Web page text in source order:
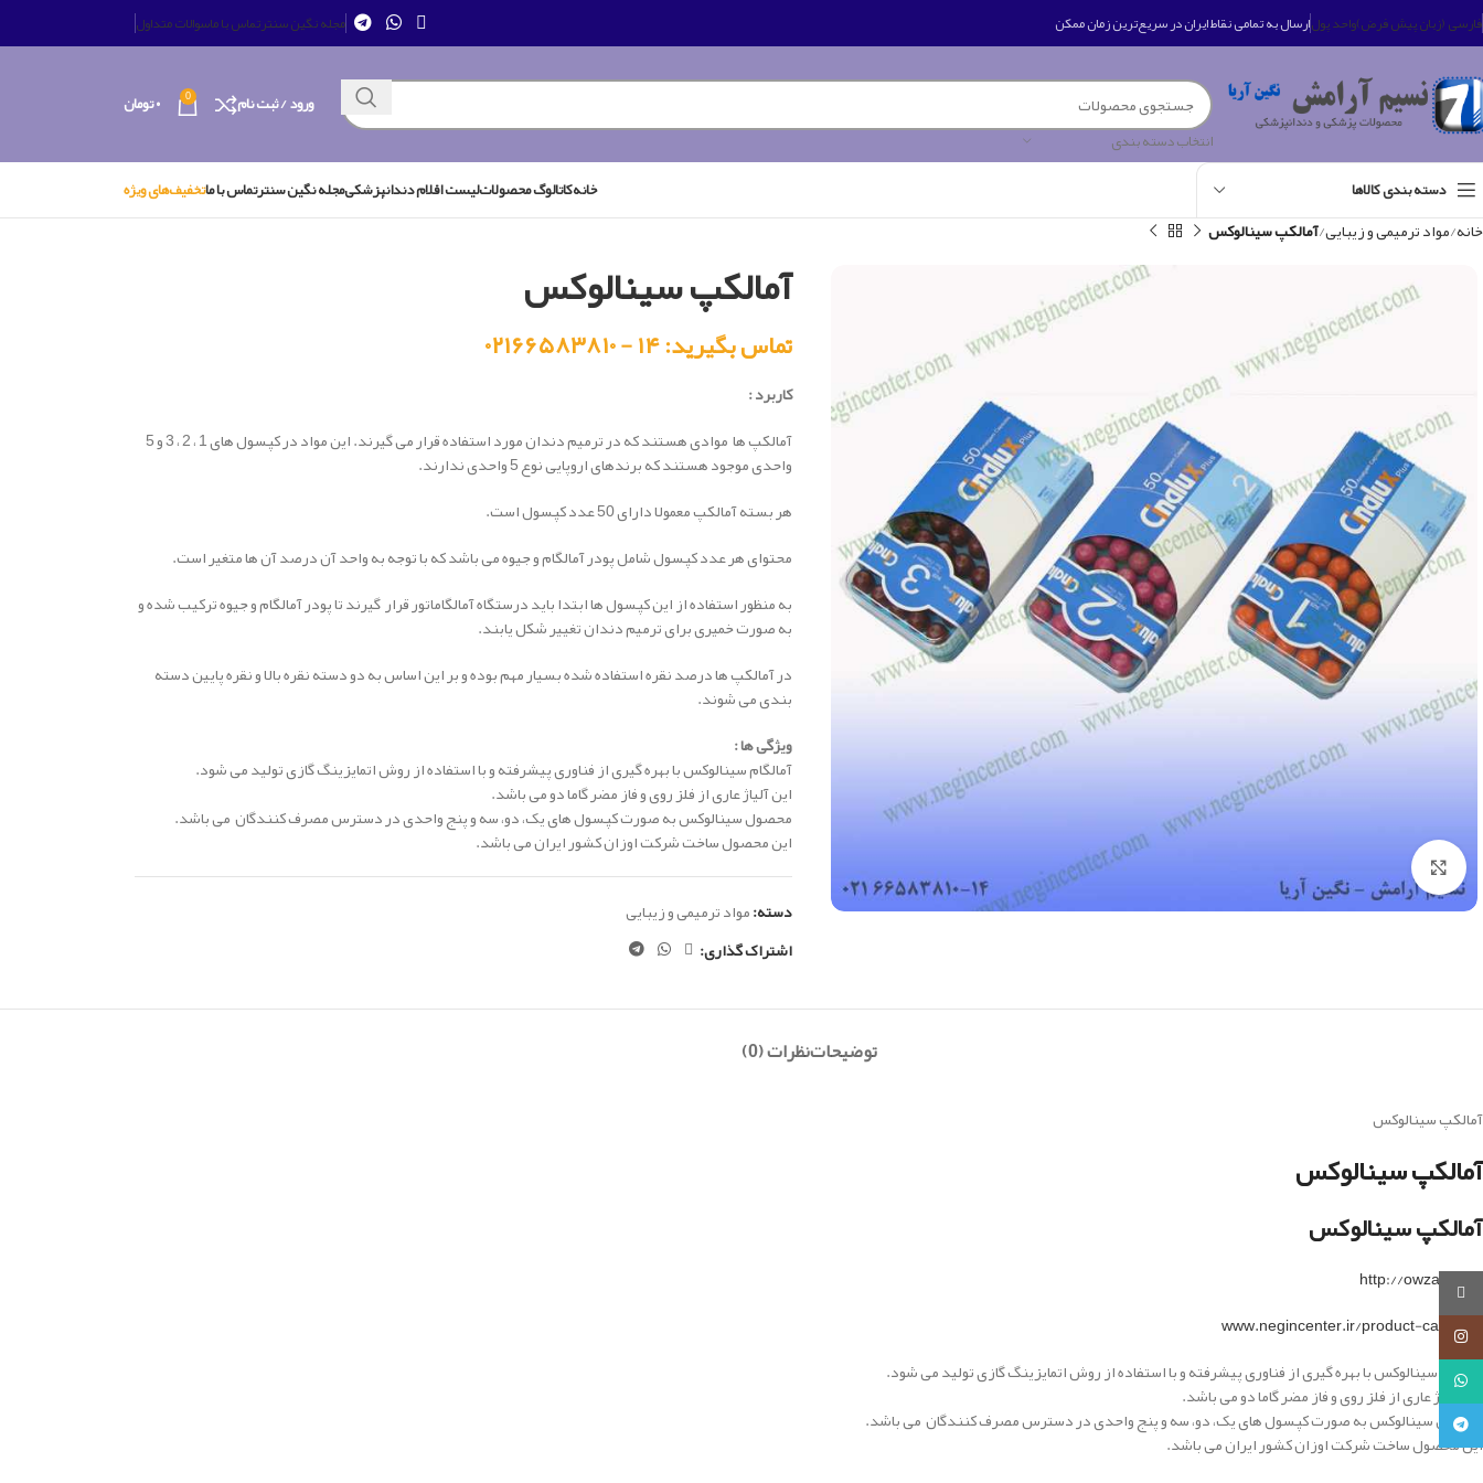
فارسی (زبان پیش فرض)واحد پولارسال به تمامی نقاط ایران در سریع‌ترین زمان ممکن مجله نگین سنترتماس با ماسوالات متداول
انتخاب دسته بندی
ورود / ثبت نام 0 ۰تومان
دسته بندی کالاها خانهکاتالوگ محصولاتلیست اقلام دندانپزشکیمجله نگین سنترتماس با ماتخفیف‌های ویژه
خانه مواد ترمیمی و زیبایی آمالکپ سینالوکس
آمالکپ سینالوکس
تماس بگیرید: ۱۴ - ۰۲۱۶۶۵۸۳۸۱۰
کاربرد :
آمالکپ ها موادی هستند که در ترمیم دندان مورد استفاده قرار می گیرند. این مواد در کپسول های 1 ، 2 ، 3 و 5
واحدی موجود هستند که برندهای اروپایی نوع 5 واحدی ندارند.
هر بسته آمالکپ معمولا دارای 50 عدد کپسول است.
محتوای هر عدد کپسول شامل پودر آمالگام و جیوه می باشد که با توجه به واحد آن درصد آن ها متغیر است.
به منظور استفاده از این کپسول ها ابتدا باید درستگاه آمالگاماتور قرار گیرند تا پودر آمالگام و جیوه ترکیب شده و
به صورت خمیری برای ترمیم دندان تغییر شکل یابند.
در آمالکپ ها درصد نقره استفاده شده بسیار مهم بوده و بر این اساس به دو دسته نقره بالا و نقره پایین دسته
بندی می شوند.
ویژگی ها :
آمالگام سینالوکس با بهره­ گیری از فناوری پیشرفته و با استفاده از روش اتمایزینگ گازی تولید می­ شود.
این آلیاژ عاری از فلز روی و فاز مضر گاما دو می باشد.
محصول سینالوکس به صورت کپسول های یک، دو، سه و پنج واحدی در دسترس مصرف کنندگان می باشد.
این محصول ساخت شرکت اوزان کشور ایران می باشد.
دسته:مواد ترمیمی و زیبایی
اشتراک گذاری:
توضیحاتنظرات (0)
آمالکپ سینالوکس
آمالکپ سینالوکس
آمالکپ سینالوکس
http://owzan.com
www.negincenter.ir/product-category
آمالگام سینالوکس با بهره­ گیری از فناوری پیشرفته و با استفاده از روش اتمایزینگ گازی تولید می­ شود.
این آلیاژ عاری از فلز روی و فاز مضر گاما دو می باشد.
محصول سینالوکس به صورت کپسول های یک، دو، سه و پنج واحدی در دسترس مصرف کنندگان می باشد.
این محصول ساخت شرکت اوزان کشور ایران می باشد.
روبیکا
اینستاگرام
واتساپ
تلگرام